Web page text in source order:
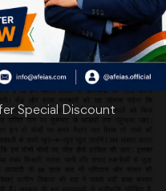
Special Discount